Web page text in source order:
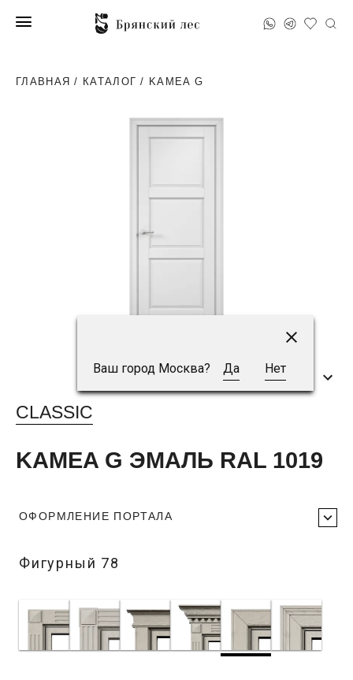
Ваш город Москва? Да Нет
ГЛАВНАЯ / КАТАЛОГ / KAMEA G
CLASSIC
KAMEA G ЭМАЛЬ RAL 1019
ОФОРМЛЕНИЕ ПОРТАЛА
Фигурный 78